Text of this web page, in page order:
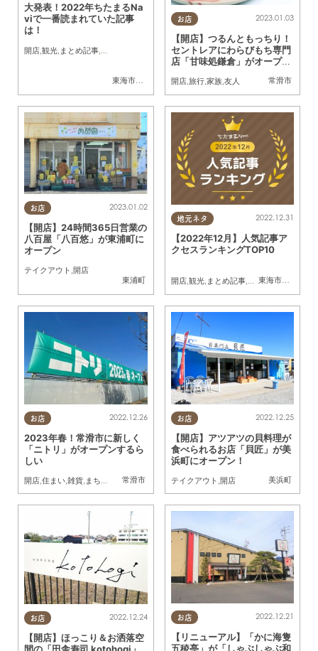
東海市
,大府市 知多市, 阿久比町,半田市 武豊町,南知多町
大発表！2022年ちたまるNa
viで一番読まれていた記事
は！
開店,観光, まとめ記事,家族
お店
常滑市
2023.01.03
【開店】つるんともっちり！
セントレアにわらびもち専門
店「甘味処鎌倉」がオープ
開店,旅行,家族,友人
お店
東浦町
2023.01.02
【開店】24時間365日営業の
八百屋「八百悠」が東浦町に
オープン
テイクアウト ,開店
地元ネタ
東海市大府市
2022.12.31
【2022年12月】人気記事ア
クセスランキングTOP10
開店,観光, まとめ記事,家族
お店
常滑市
2022.12.26
2023年春！常滑市に新しく
「ニトリ」がオープンするら
しい
開店,住まい,雑貨, まちネタ
お店
美浜町
2022.12.25
【開店】アツアツの貝料理が
食べられるお店「貝匠」が美
浜町にオープン！
テイクアウト ,開店
お店 2022.12.24
【開店】ほっこり＆お洒落空
間の「田舎寿司 kotohogi」
お店 2022.12.21
【リニューアル】「かに海隻
五稜亭」が「しゃぶしゃぶ和